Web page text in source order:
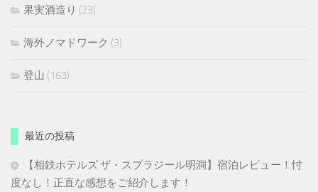
果実酒造り (23)
海外ノマドワーク (3)
登山 (163)
最近の投稿
【相鉄ホテルズ ザ・スプラジール明洞】宿泊レビュー！忖
度なし！正直な感想をご紹介します！